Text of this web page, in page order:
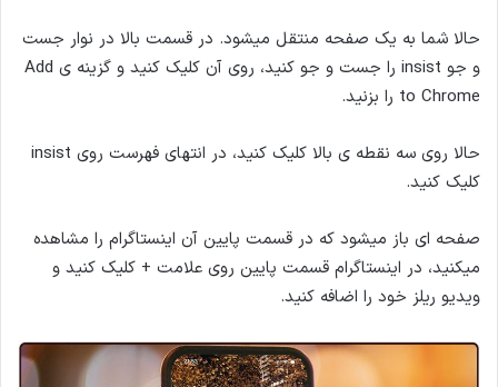
حالا شما به یک صفحه منتقل میشود. در قسمت بالا در نوار جست
و جو insist را جست و جو کنید، روی آن کلیک کنید و گزینه ی Add
to Chrome را بزنید.
حالا روی سه نقطه ی بالا کلیک کنید، در انتهای فهرست روی insist
کلیک کنید.
صفحه ای باز میشود که در قسمت پایین آن اینستاگرام را مشاهده
میکنید، در اینستاگرام قسمت پایین روی علامت + کلیک کنید و
ویدیو ریلز خود را اضافه کنید.